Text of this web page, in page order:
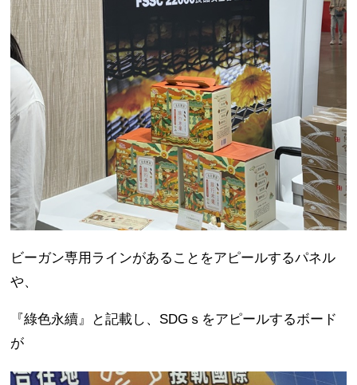
ビーガン専用ラインがあることをアピールするパネル
や、
『綠色永續』と記載し、SDGｓをアピールするボード
が